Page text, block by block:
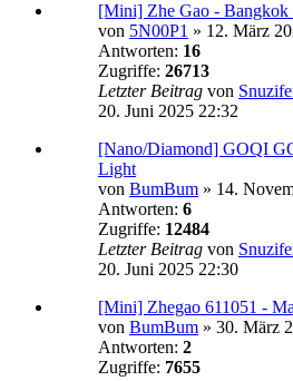
[Mini] Zhe Gao - Bangkok
von 5N00P1 » 12. März
Antworten: 16
Zugriffe: 26713
Letzter Beitrag von
20. Juni 2025 22:32
[Nano/Diamond] GOQI
Light
von BumBum » 14.
Antworten: 6
Zugriffe: 12484
Letzter Beitrag von
20. Juni 2025 22:30
[Mini] Zhegao 611051 -
von BumBum » 30. März
Antworten: 2
Zugriffe: 7655